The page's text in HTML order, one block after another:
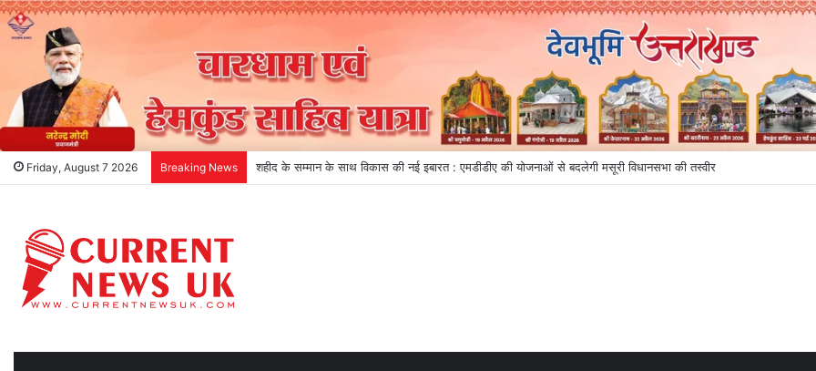
Friday, August 7 2026 Breaking News धराली आपदा के एक वर्ष: राहत से पुनर्वास तक धराली में पुनर्निर्माण का नया अध्याय